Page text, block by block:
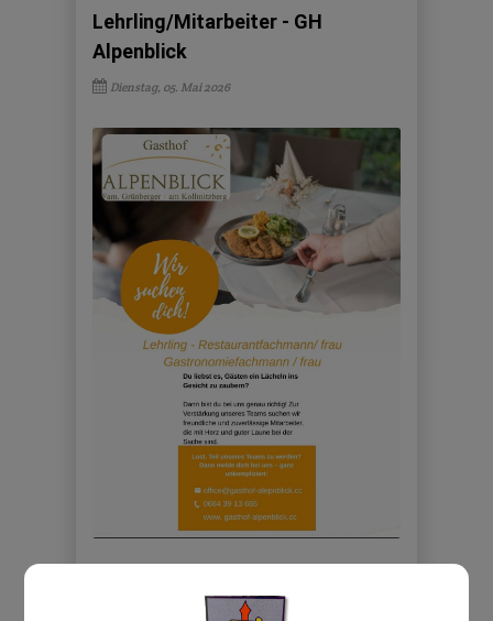
Lehrling/Mitarbeiter - GH
Alpenblick
Dienstag, 05. Mai 2026